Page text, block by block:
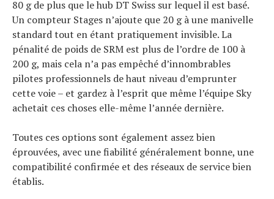
80 g de plus que le hub DT Swiss sur lequel il est basé.
Un compteur Stages n’ajoute que 20 g à une manivelle
standard tout en étant pratiquement invisible. La
pénalité de poids de SRM est plus de l’ordre de 100 à
200 g, mais cela n’a pas empêché d’innombrables
pilotes professionnels de haut niveau d’emprunter
cette voie – et gardez à l’esprit que même l’équipe Sky
achetait ces choses elle-même l’année dernière.
Toutes ces options sont également assez bien
éprouvées, avec une fiabilité généralement bonne, une
compatibilité confirmée et des réseaux de service bien
établis.